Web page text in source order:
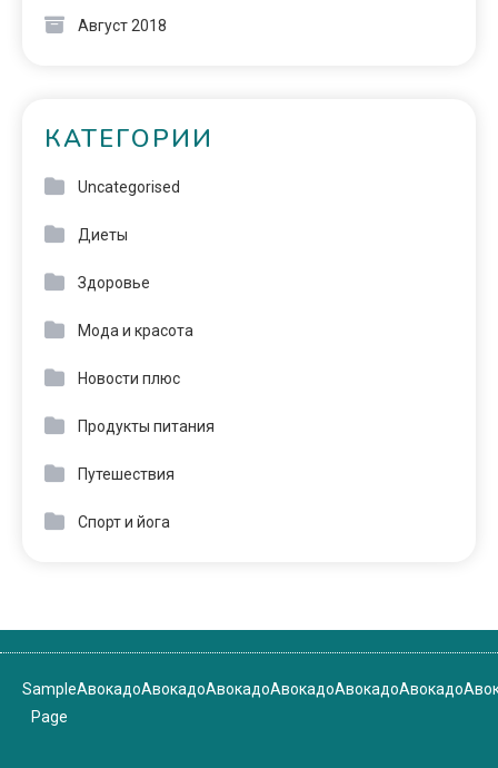
Август 2018
КАТЕГОРИИ
Uncategorised
Диеты
Здоровье
Мода и красота
Новости плюс
Продукты питания
Путешествия
Спорт и йога
Sample
Page
АвокадоАвокадоАвокадоАвокадоАвокадоАвокадо